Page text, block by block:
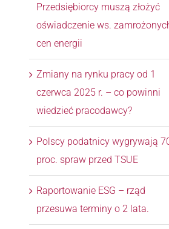
Przedsiębiorcy muszą złożyć
oświadczenie ws.
cen energii
Zmiany na rynku pracy od 1
czerwca 2025 r. – co powinni
wiedzieć pracodawcy?
Polscy podatnicy wygrywają
proc. spraw przed TSUE
Raportowanie ESG – rząd
przesuwa terminy o 2 lata.